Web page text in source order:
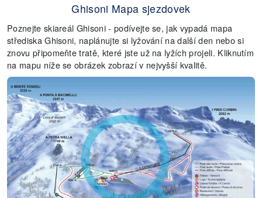
Ghisoni Mapa sjezdovek
Poznejte skiareál Ghisoni - podívejte se, jak vypadá mapa
střediska Ghisoni, naplánujte si lyžování na další den nebo si
znovu připomeňte tratě, které jste už na lyžích projeli. Kliknutím
na mapu níže se obrázek zobrazí v nejvyšší kvalitě.